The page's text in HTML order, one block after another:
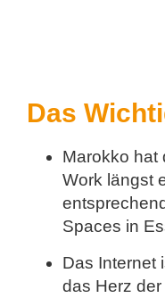
Das
Marokko hat
Work längst
Spaces in
Das Internet
das Herz